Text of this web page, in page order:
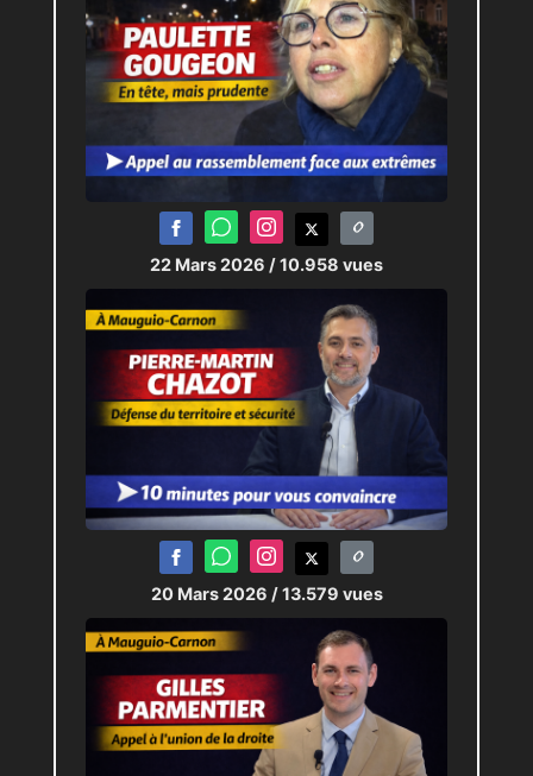
22 Mars 2026 / 10.958 vues
20 Mars 2026 / 13.579 vues